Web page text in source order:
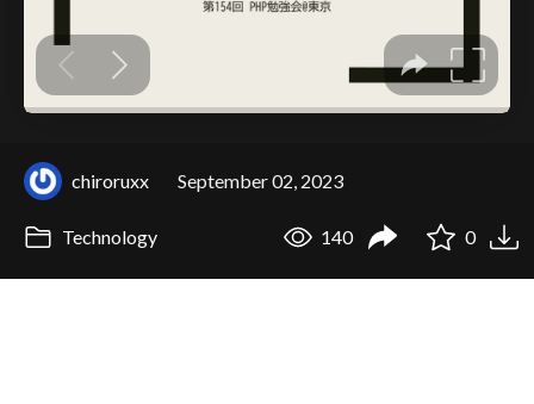
chiroruxx September 02, 2023
Technology 140 0